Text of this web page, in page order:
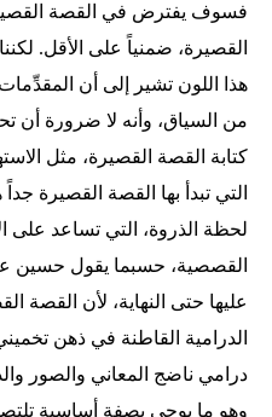
فسوف يفترض في القصة
القصيرة، ضمنياً على الأقل.
هذا اللون تشير إلى أن
من السياق، وأنه لا ضرورة أن
كتابة القصة القصيرة، مثل
التي تبدأ بها القصة القصيرة
لحظة الذروة، التي تساعد على
القصصية، حسبما يقول حسين
عليها حتى النهاية، لأن القصة
الدرامية القاطنة في ذهن
درامي ناضج المعاني والصور
وهو ما يوحي بصفة أساسية تلتصق